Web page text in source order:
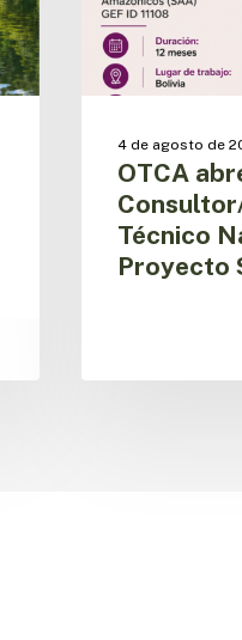
del
Proyecto
SAA
4 de agosto de
OTCA
Técnico
Proyecto